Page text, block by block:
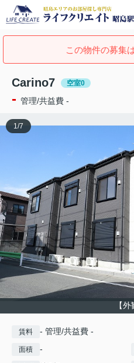
この物件の募集
Carino7 空室0
- 管理/共益費 -
【外
1/7
賃料 - 管理/共益費 -
面積 -